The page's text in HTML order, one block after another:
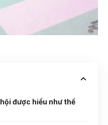
được hiểu như thế